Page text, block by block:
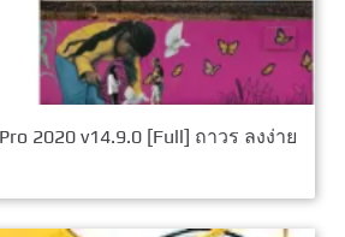
2020 v14.9.0 [Full] ถาวร ลงง่าย